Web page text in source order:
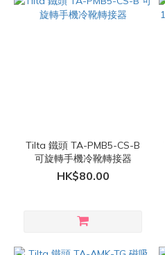
Tilta 鐵頭 TA-PMB5-CS-B
可旋轉手機冷靴轉接器
HK$80.00